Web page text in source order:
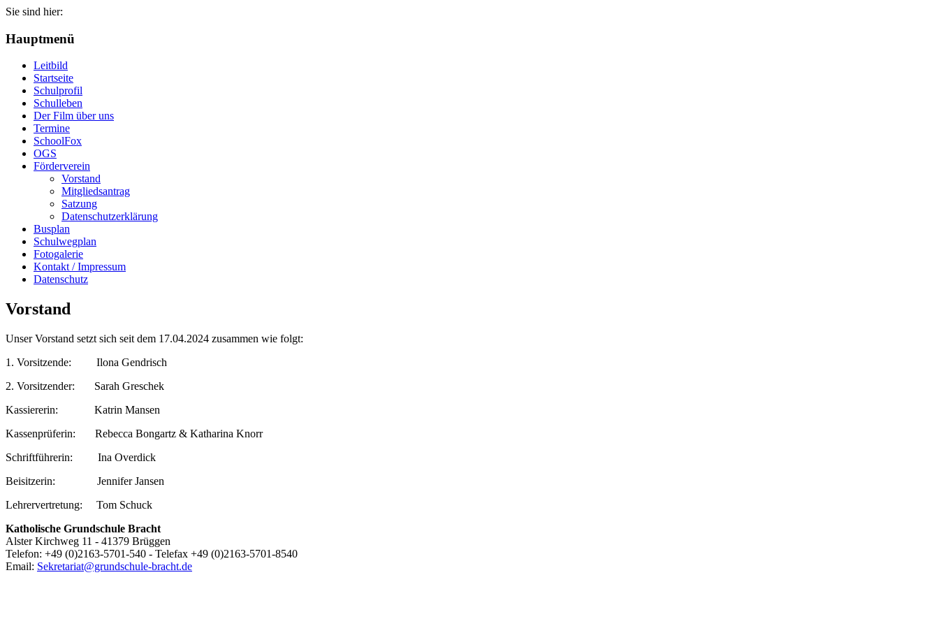
Sie sind hier:
Hauptmenü
Leitbild
Startseite
Schulprofil
Schulleben
Der Film über uns
Termine
SchoolFox
OGS
Förderverein
Vorstand
Mitgliedsantrag
Satzung
Datenschutzerklärung
Busplan
Schulwegplan
Fotogalerie
Kontakt / Impressum
Datenschutz
Vorstand
Unser Vorstand setzt sich seit dem 17.04.2024 zusammen wie folgt:
1. Vorsitzende: Ilona Gendrisch
2. Vorsitzender: Sarah Greschek
Kassiererin: Katrin Mansen
Kassenprüferin: Rebecca Bongartz & Katharina Knorr
Schriftführerin: Ina Overdick
Beisitzerin: Jennifer Jansen
Lehrervertretung: Tom Schuck
Katholische Grundschule Bracht
Alster Kirchweg 11 - 41379 Brüggen
Telefon: +49 (0)2163-5701-540 - Telefax +49 (0)2163-5701-8540
Email: Sekretariat@grundschule-bracht.de